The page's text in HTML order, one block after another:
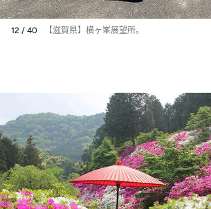
12 / 40 【滋賀県】横ヶ峯展望所。